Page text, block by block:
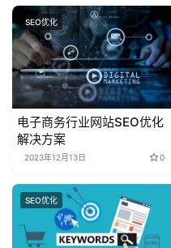
SEO优化
电子商务行业网站SEO优化
解决方案
2023年12月13日 0
SEO优化